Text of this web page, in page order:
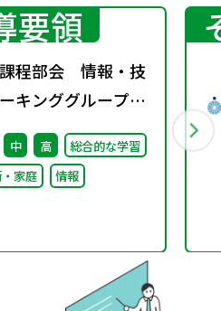
要領
程部会 情報・技
キンググループ
10回）配付資料
中 高
総合的な学習
家庭
情報